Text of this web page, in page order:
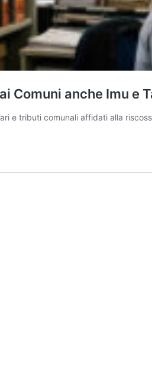
Comuni anche Imu e
e tributi comunali affidati alla